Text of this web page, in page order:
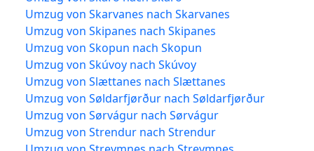
Umzug von Skarvanes nach Skarvanes
Umzug von Skipanes nach Skipanes
Umzug von Skopun nach Skopun
Umzug von Skúvoy nach Skúvoy
Umzug von Slættanes nach Slættanes
Umzug von Søldarfjørður nach Søldarfjørður
Umzug von Sørvágur nach Sørvágur
Umzug von Strendur nach Strendur